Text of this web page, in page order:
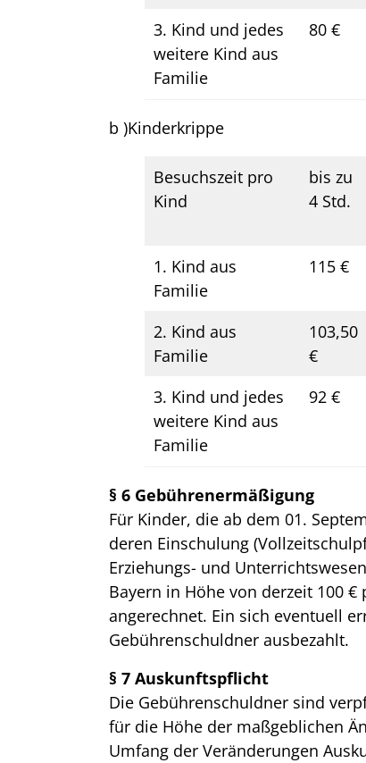
3. Kind und jedes
weitere Kind aus
Familie
80 €
b )Kinderkrippe
Besuchszeit pro
Kind
bis zu
4 Std.
1. Kind aus
Familie
115 €
2. Kind aus
Familie
103,50
€
3. Kind und jedes
weitere Kind aus
Familie
92 €
§ 6 Gebührenermäßigung
Für Kinder, die ab dem 01.
deren Einschulung
Erziehungs- und
Bayern in Höhe von derzeit 100
angerechnet. Ein sich eventuell
Gebührenschuldner ausbezahlt.
§ 7 Auskunftspflicht
Die Gebührenschuldner sind
für die Höhe der maßgeblichen
Umfang der Veränderungen